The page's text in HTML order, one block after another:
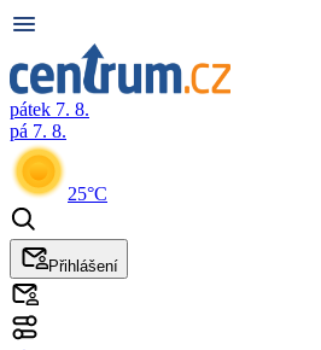
pátek 7. 8.
pá 7. 8.
25°C
Přihlášení